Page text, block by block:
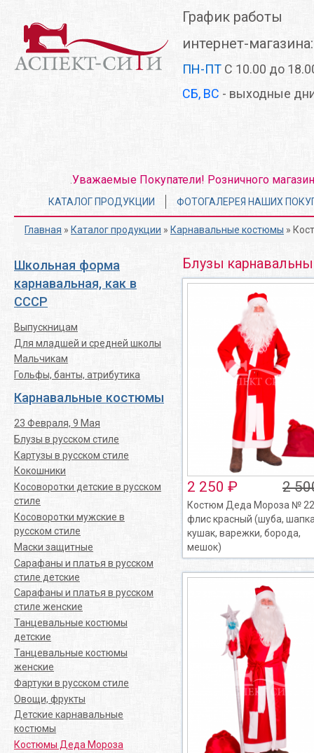
основному
содержанию
График работы
интернет-магазина:
ПН-ПТ С 10.00 до
СБ, ВС - выходные
Уважаемые Покупатели! Розничного
Главное
меню
КАТАЛОГ ПРОДУКЦИИ ФОТОГАЛЕРЕЯ НАШИХ
Главная » Каталог продукции » Карнавальные костюмы »
Школьная форма
карнавальная, как в
СССР
Выпускницам
Для младшей и средней школы
Мальчикам
Гольфы, банты, атрибутика
Карнавальные костюмы
23 Февраля, 9 Мая
Блузы в русском стиле
Картузы в русском стиле
Кокошники
Косоворотки детские в русском
стиле
Косоворотки мужские в
русском стиле
Маски защитные
Сарафаны и платья в русском
стиле детские
Сарафаны и платья в русском
стиле женские
Танцевальные костюмы
детские
Танцевальные костюмы
женские
Фартуки в русском стиле
Овощи, фрукты
Детские карнавальные
костюмы
Костюмы Деда Мороза
Блузы
2 250 ₽ 2
Костюм Деда Мороза №
флис красный (шуба,
кушак, варежки, борода,
мешок)